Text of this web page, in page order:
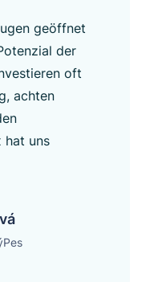
geöffnet
der
oft
achten
hat uns